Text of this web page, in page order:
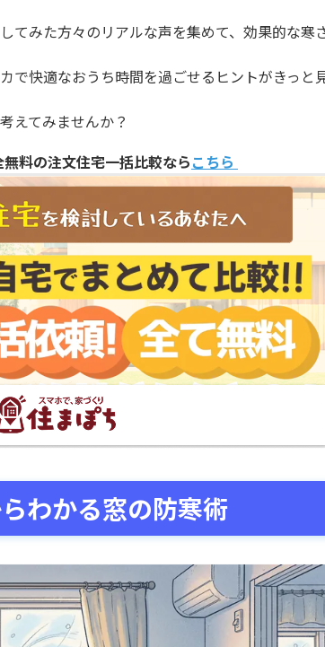
てみた方々のリアルな声を集めて、効果的な寒
で快適なおうち時間を過ごせるヒントがきっと
えてみませんか？
料の注文住宅一括比較ならこちら
わかる窓の防寒術